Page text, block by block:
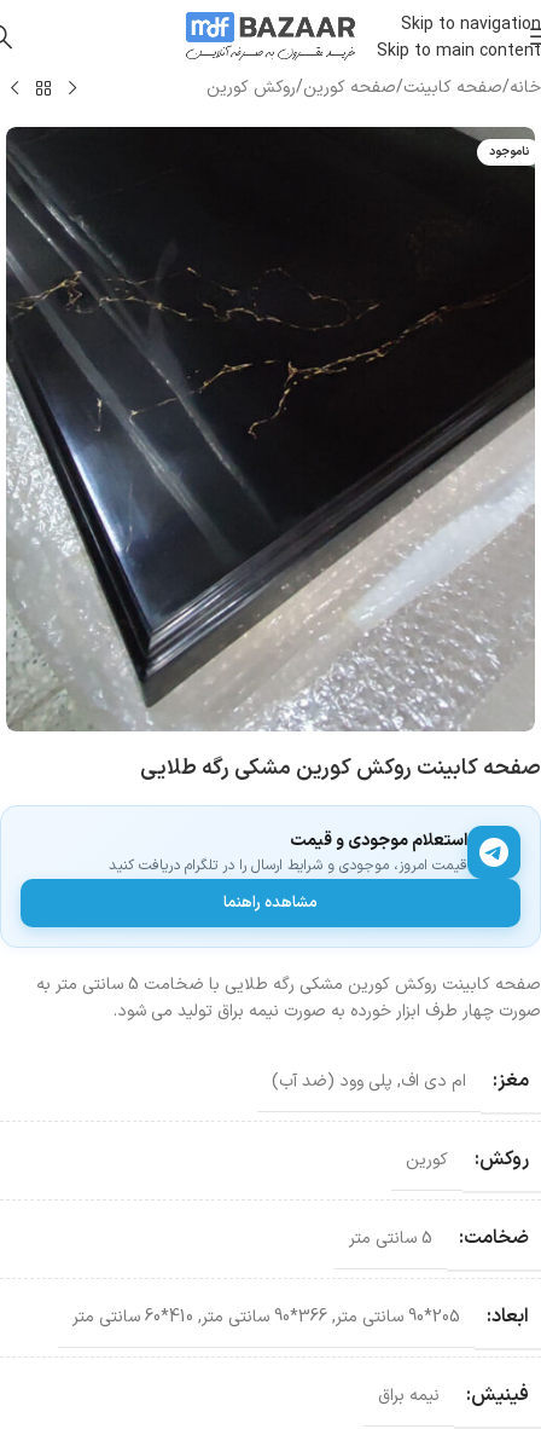
Skip to navigation
Skip to main content
خانه/صفحه کابینت/صفحه کورین/روکش کورین
ناموجود
صفحه کابینت روکش کورین مشکی رگه طلایی
استعلام موجودی و قیمت
قیمت امروز، موجودی و شرایط ارسال را در تلگرام دریافت کنید
مشاهده راهنما
صفحه کابینت روکش کورین مشکی رگه طلایی با ضخامت 5 سانتی متر به
صورت چهار طرف ابزار خورده به صورت نیمه براق تولید می شود.
مغز: ام دی اف, پلی وود (ضد آب)
روکش: کورین
ضخامت: 5 سانتی متر
ابعاد: 205*90 سانتی‌ متر ,366*90 سانتی‌ متر , 410*60 سانتی‌ متر
فینیش: نیمه براق